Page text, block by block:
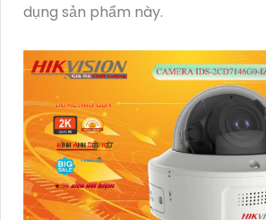
dụng sản phẩm này.